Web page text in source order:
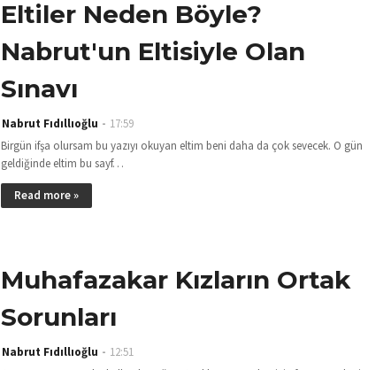
Eltiler Neden Böyle?
Nabrut'un Eltisiyle Olan
Sınavı
Nabrut Fıdıllıoğlu
17:59
Birgün ifşa olursam bu yazıyı okuyan eltim beni daha da çok sevecek. O gün
geldiğinde eltim bu sayf…
Read more »
Muhafazakar Kızların Ortak
Sorunları
Nabrut Fıdıllıoğlu
12:51